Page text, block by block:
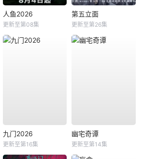
人鱼2026
更新至第08集
第五立面
更新至第26集
九门2026
更新至第16集
幽宅奇谭
更新至第14集